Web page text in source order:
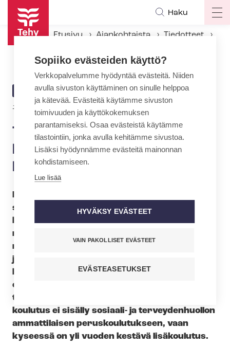
Hyppää
pääsisältöön
Haku
Etusivu Ajankohtaista
Tiedotteet
ARTIKKELIN
KATEGORIA
TIEDOTE
15.5.2012 | 21:00
Tehy: Lääkkeitä määräävälle
hoitajalle 300 - 500 euroa
lisää kuukaudessa
sairaanhoitajat, terveydenhoitajat ja kätilöt
rajatusti tiettyjä lääkkeitä. Rajattu lääk­keen­
mää­rää­mi­soi­keus on voimassa vain sen
julkisen työnantajan palveluksessa, joka on
henkilön koulutukseen lähettänyt ja antanut
erillisen määräyksen koulutuksen jälkeen
tapahtuvasta oikeuden käyttämisestä. Ko.
koulutus ei sisälly sosiaali- ja terveydenhuollon
ammattilaisen peruskoulutukseen, vaan
kyseessä on yli vuoden kestävä lisäkoulutus.
Sopiiko evästeiden käyttö?
Verkkopalvelumme hyödyntää evästeitä. Niiden
avulla sivuston käyttäminen on sinulle helppoa
ja kätevää. Evästeitä käytämme sivuston
toimivuuden ja käyttökokemuksen
parantamiseksi. Osaa evästeistä käytämme
tilastointiin, jonka avulla kehitämme sivustoa.
Lisäksi hyödynnämme evästeitä mainonnan
kohdistamiseen.
Lue lisää
HYVÄKSY EVÄSTEET
VAIN PAKOLLISET EVÄSTEET
EVÄSTEASETUKSET